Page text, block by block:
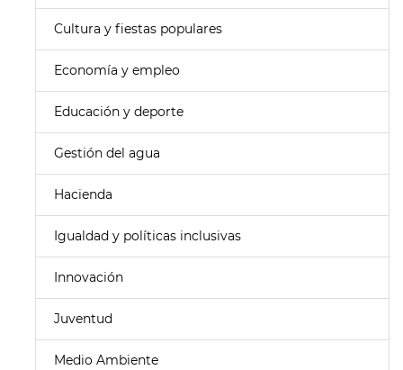
Cultura y fiestas populares
Economía y empleo
Educación y deporte
Gestión del agua
Hacienda
Igualdad y políticas inclusivas
Innovación
Juventud
Medio Ambiente